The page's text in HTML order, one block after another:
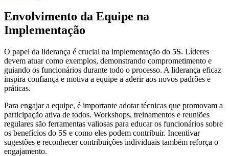
Envolvimento da Equipe na
Implementação
O papel da liderança é crucial na implementação do 5S. Líderes
devem atuar como exemplos, demonstrando comprometimento e
guiando os funcionários durante todo o processo. A liderança eficaz
inspira confiança e motiva a equipe a aderir aos novos padrões e
práticas.
Para engajar a equipe, é importante adotar técnicas que promovam a
participação ativa de todos. Workshops, treinamentos e reuniões
regulares são ferramentas valiosas para educar os funcionários sobre
os benefícios do 5S e como eles podem contribuir. Incentivar
sugestões e reconhecer contribuições individuais também reforça o
engajamento.